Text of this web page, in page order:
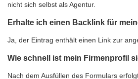
nicht sich selbst als Agentur.
Erhalte ich einen Backlink für
Ja, der Eintrag enthält einen Link zur
Wie schnell ist mein Firmenprofil
Nach dem Ausfüllen des Formulars